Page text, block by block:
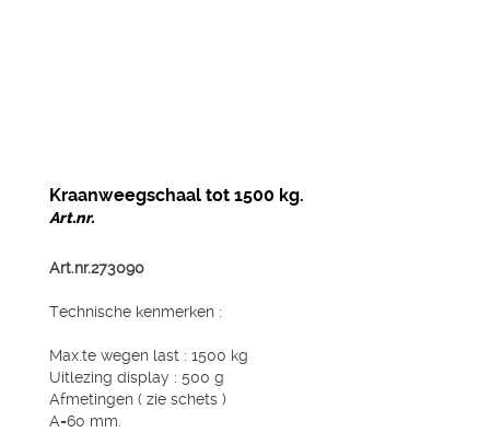
Kraanweegschaal tot 1500 kg.
Art.nr.
Art.nr.273090
Technische kenmerken :
Max.te wegen last : 1500 kg
Uitlezing display : 500 g
Afmetingen ( zie schets )
A=60 mm.